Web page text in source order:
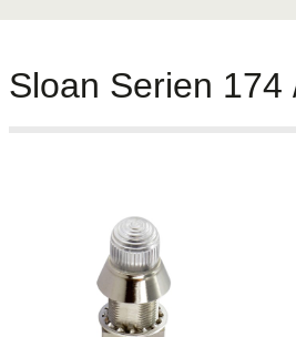
Sloan Serien 174